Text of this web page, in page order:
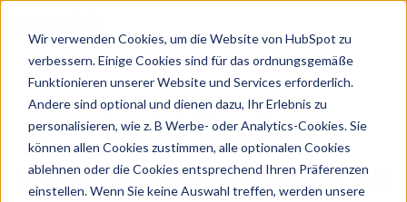
Wir verwenden Cookies, um die Website von HubSpot zu
verbessern. Einige Cookies sind für das ordnungsgemäße
Funktionieren unserer Website und Services erforderlich.
Andere sind optional und dienen dazu, Ihr Erlebnis zu
personalisieren, wie z. B Werbe- oder Analytics-Cookies. Sie
können allen Cookies zustimmen, alle optionalen Cookies
ablehnen oder die Cookies entsprechend Ihren Präferenzen
einstellen. Wenn Sie keine Auswahl treffen, werden unsere
Legal Center
HUBSPOT-DATENSCHUTZRICHTLINIE